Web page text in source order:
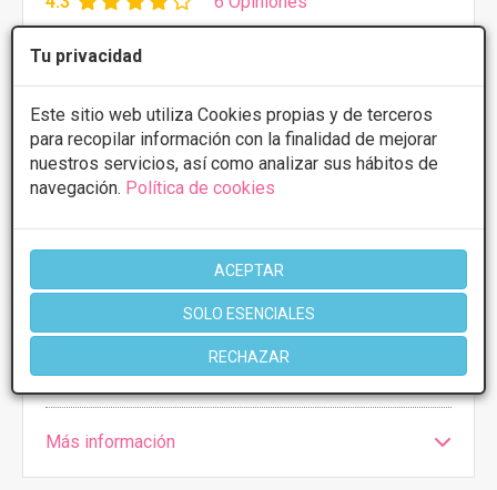
Tu privacidad
Este sitio web utiliza Cookies propias y de terceros
para recopilar información con la finalidad de mejorar
nuestros servicios, así como analizar sus hábitos de
navegación. Política de cookies
ACEPTAR
SOLO ESENCIALES
RECHAZAR
Rellenos faciales
Desde 200€
Presupuestos con5% de descuento *
CONSULTAR/CITA/PRESUPUESTO
10:00 - 20:30
Jueves
10:00 - 14:00 16:30 - 20:30
10:00 - 14:00 16:30 - 20:30
Sábado
10:00 - 14:00
Más información